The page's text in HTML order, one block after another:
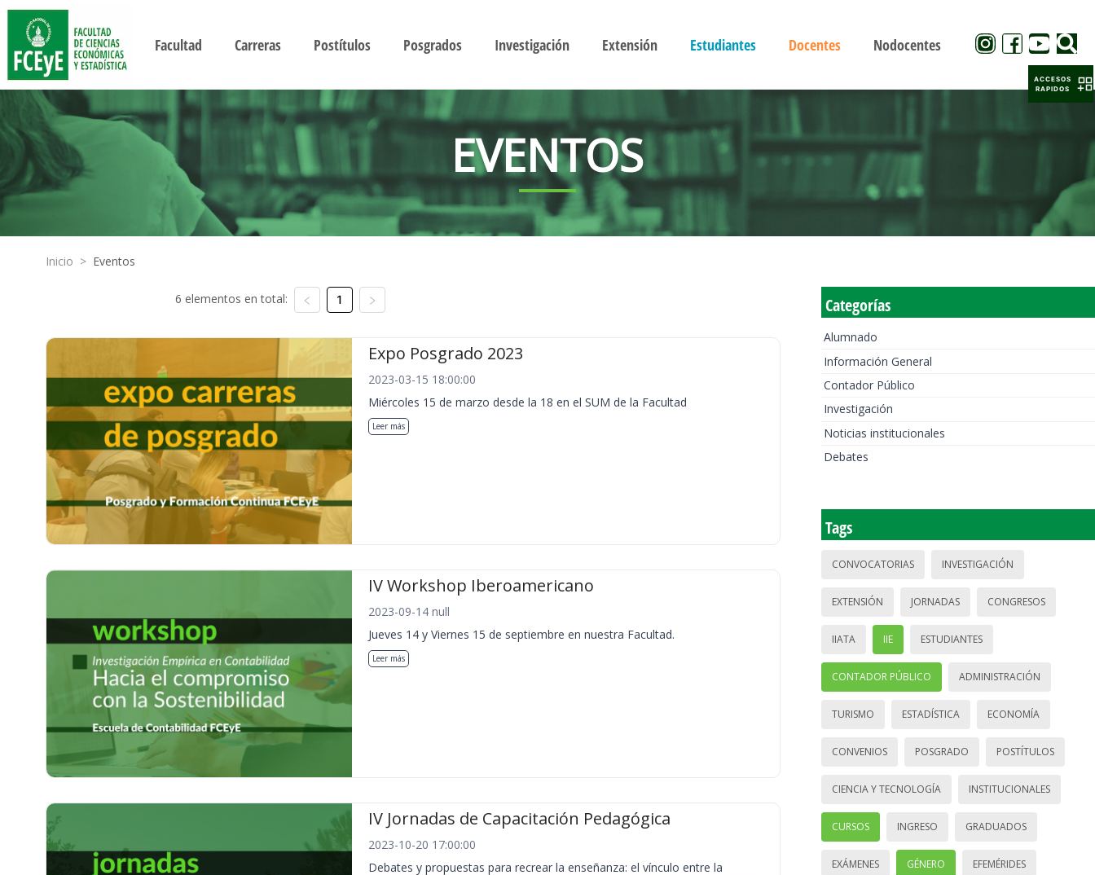
Facultad Carreras Postítulos Posgrados Investigación Extensión Estudiantes Docentes Nodocentes
EVENTOS
Inicio > Eventos
6 elementos en total: 1
Expo Posgrado 2023
2023-03-15 18:00:00
Miércoles 15 de marzo desde la 18 en el SUM de la Facultad
Leer más
IV Workshop Iberoamericano
2023-09-14 null
Jueves 14 y Viernes 15 de septiembre en nuestra Facultad.
Leer más
IV Jornadas de Capacitación Pedagógica
2023-10-20 17:00:00
Debates y propuestas para recrear la enseñanza: el vínculo entre la
Categorías
Alumnado
Información General
Contador Público
Investigación
Noticias institucionales
Debates
Tags
CONVOCATORIAS INVESTIGACIÓN
EXTENSIÓN JORNADAS CONGRESOS
IIATA IIE ESTUDIANTES
CONTADOR PÚBLICO ADMINISTRACIÓN
TURISMO ESTADÍSTICA ECONOMÍA
CONVENIOS POSGRADO POSTÍTULOS
CIENCIA Y TECNOLOGÍA INSTITUCIONALES
CURSOS INGRESO GRADUADOS
EXÁMENES GÉNERO EFEMÉRIDES
ACCESOS
RAPIDOS